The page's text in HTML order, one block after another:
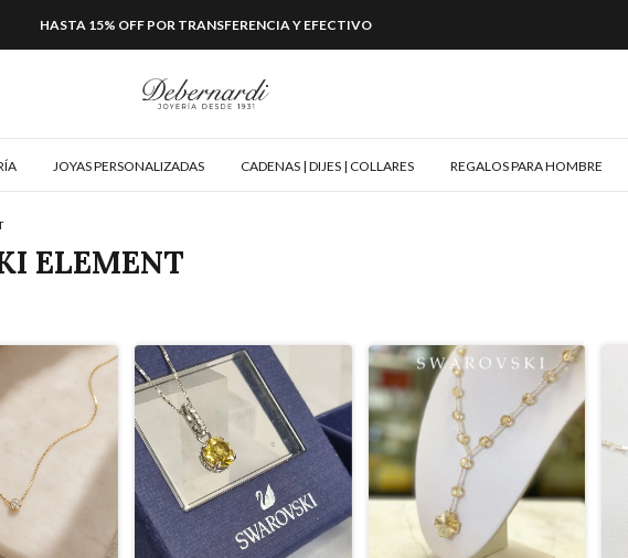
HASTA 15% OFF POR TRANSFERENCIA Y EFECTIVO
JOYAS PERSONALIZADAS CADENAS | DIJES | COLLARES REGALOS PARA HOMBRE
ELEMENT